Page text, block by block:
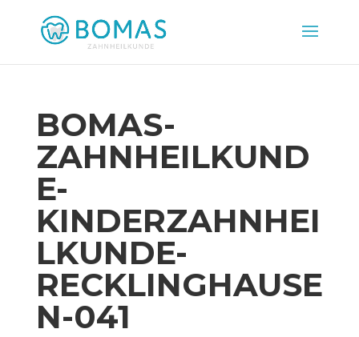
BOMAS-
ZAHNHEILKUND
E-
KINDERZAHNHEI
LKUNDE-
RECKLINGHAUSE
N-041